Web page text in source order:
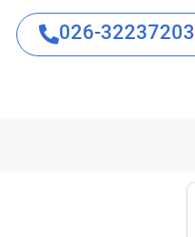
026-32237203